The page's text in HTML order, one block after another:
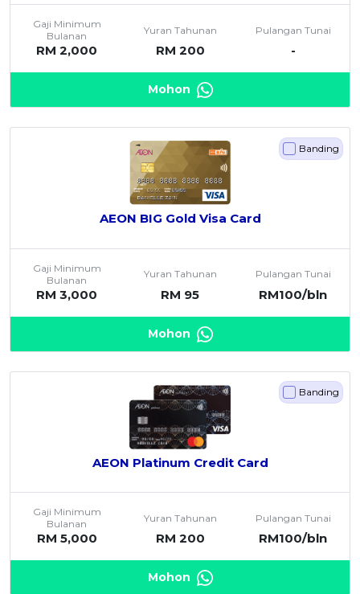
Gaji Minimum
Bulanan
RM 2,000
Yuran Tahunan
RM 200
Pulangan Tunai
-
Mohon
Banding
AEON BIG Gold Visa Card
Gaji Minimum
Bulanan
RM 3,000
Yuran Tahunan
RM 95
Pulangan Tunai
RM100/bln
Mohon
Banding
AEON Platinum Credit Card
Gaji Minimum
Bulanan
RM 5,000
Yuran Tahunan
RM 200
Pulangan Tunai
RM100/bln
Mohon